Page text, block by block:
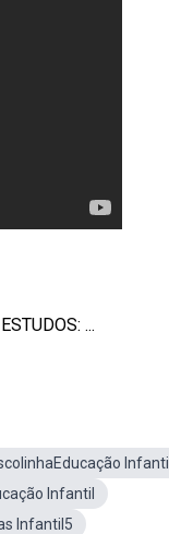
...
Infantil
Infantil
Infantil5